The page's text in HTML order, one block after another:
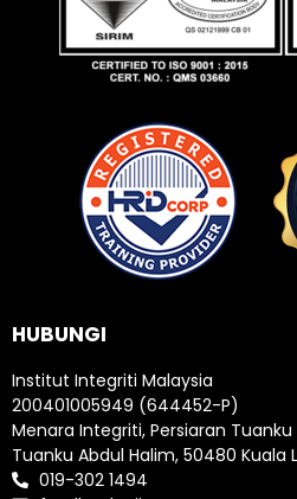
HUBUNGI
Institut Integriti Malaysia
200401005949 (644452-P)
Menara Integriti, Persiaran
Tuanku Abdul Halim, 50480 Kuala
019-302 1494